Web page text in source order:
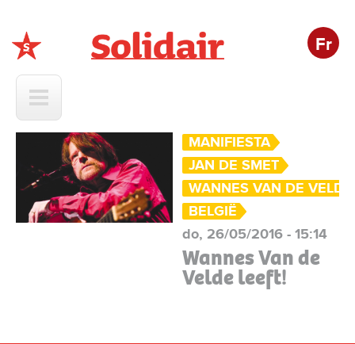
Fr
MANIFIESTA
JAN DE SMET
WANNES VAN DE VELDE
BELGIË
do, 26/05/2016 - 15:14
Wannes Van de
Velde leeft!